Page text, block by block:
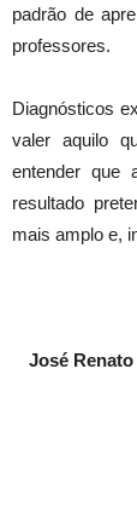
padrão de
professores.
Diagnósticos
valer aquilo
entender que
resultado
mais amplo e,
José